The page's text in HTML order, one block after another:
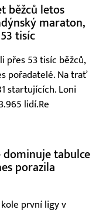
běžců letos
maraton,
tisíc
přes 53 tisíc běžců,
pořadatelé. Na trať
startujících. Loni
lidí.Re
dominuje tabulce
porazila
první ligy v